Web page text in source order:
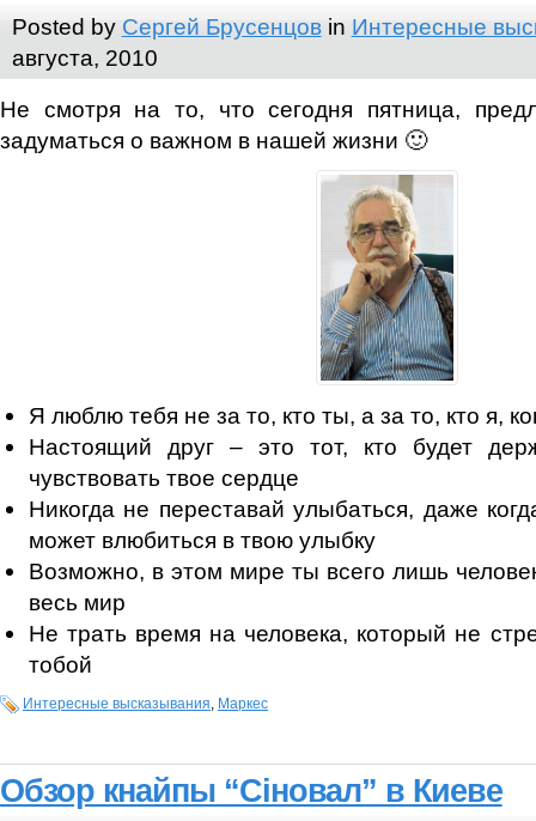
Posted by Сергей Брусенцовin Интересные
августа, 2010
Не смотря на то, что сегодня пятница,
задуматься о важном в нашей жизни 🙂
Я люблю тебя не за то, кто ты, а за то, кто я,
Настоящий друг – это тот, кто будет
чувствовать твое сердце
Никогда не переставай улыбаться, даже
может влюбиться в твою улыбку
Возможно, в этом мире ты всего лишь
весь мир
Не трать время на человека, который не
тобой
Интересные высказывания Маркес
Обзор кнайпы “Сіновал” в Киеве